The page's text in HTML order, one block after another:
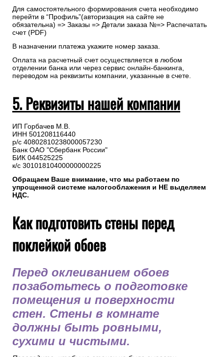
Для самостоятельного формирования счета необходимо
перейти в “Профиль”(авторизация на сайте не
обязательна) => Заказы => Детали заказа №=> Распечатать
счет (PDF)
В назначении платежа укажите номер заказа.
Оплата на расчетный счет осуществляется в любом
отделении банка или через сервис онлайн-банкинга,
переводом на реквизиты компании, указанные в счете.
5. Реквизиты нашей компании
ИП Горбачев М.В.
ИНН 501208116440
р/с 40802810238000057230
Банк ОАО "Сбербанк России"
БИК 044525225
к/с 30101810400000000225
Обращаем Ваше внимание, что мы работаем по
упрощенной системе налогооблажения и НЕ выделяем
НДС.
Как подготовить стены перед
поклейкой обоев
Перед оклеиванием обоев
позаботьтесь о подготовке
помещения и поверхности
стен. Стены в комнате
должны быть ровными,
сухими и чистыми.